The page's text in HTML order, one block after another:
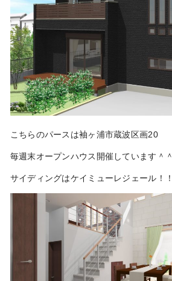
こちらのパースは袖ヶ浦市蔵波区画20
毎週末オープンハウス開催しています＾＾
サイディングはケイミューレジェール！！